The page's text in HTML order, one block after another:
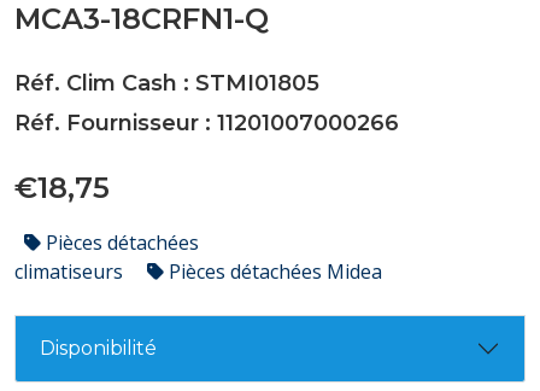
MCA3-18CRFN1-Q
Réf. Clim Cash : STMI01805
Réf. Fournisseur : 11201007000266
€18,75
Pièces détachées
climatiseurs
Pièces détachées Midea
Disponibilité